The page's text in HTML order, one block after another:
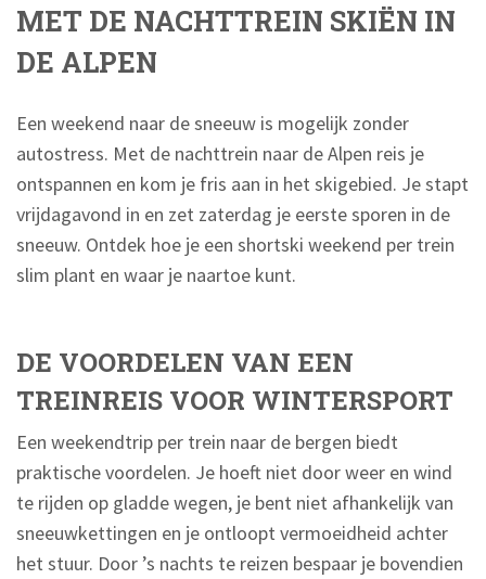
MET DE NACHTTREIN SKIËN IN
DE ALPEN
Een weekend naar de sneeuw is mogelijk zonder
autostress. Met de nachttrein naar de Alpen reis je
ontspannen en kom je fris aan in het skigebied. Je stapt
vrijdagavond in en zet zaterdag je eerste sporen in de
sneeuw. Ontdek hoe je een shortski weekend per trein
slim plant en waar je naartoe kunt.
DE VOORDELEN VAN EEN
TREINREIS VOOR WINTERSPORT
Een weekendtrip per trein naar de bergen biedt
praktische voordelen. Je hoeft niet door weer en wind
te rijden op gladde wegen, je bent niet afhankelijk van
sneeuwkettingen en je ontloopt vermoeidheid achter
het stuur. Door ’s nachts te reizen bespaar je bovendien